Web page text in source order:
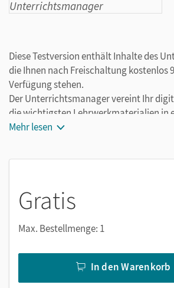
Diese Testversion enthält Inhalte des
die Ihnen nach Freischaltung kostenlos
Verfügung stehen.
Der Unterrichtsmanager vereint Ihr
die wichtigsten Lehrwerkmaterialien in
Ergänzt um hilfreiche Planungstools,
Mehr lesen
Gratis
Max. Bestellmenge: 1
In den Warenkorb